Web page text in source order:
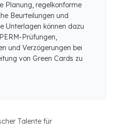
Planung, regelkonforme
Beurteilungen und
Unterlagen können dazu
Prüfungen,
und Verzögerungen bei
von Green Cards zu
Talente für